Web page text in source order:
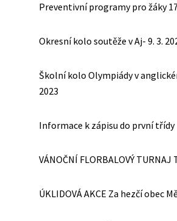
Preventivní programy pro žáky
Okresní kolo soutěže v Aj- 9. 3.
Školní kolo Olympiády v
2023
Informace k zápisu do první třídy
VÁNOČNÍ FLORBALOVÝ TURNAJ
ÚKLIDOVÁ AKCE Za hezčí obec